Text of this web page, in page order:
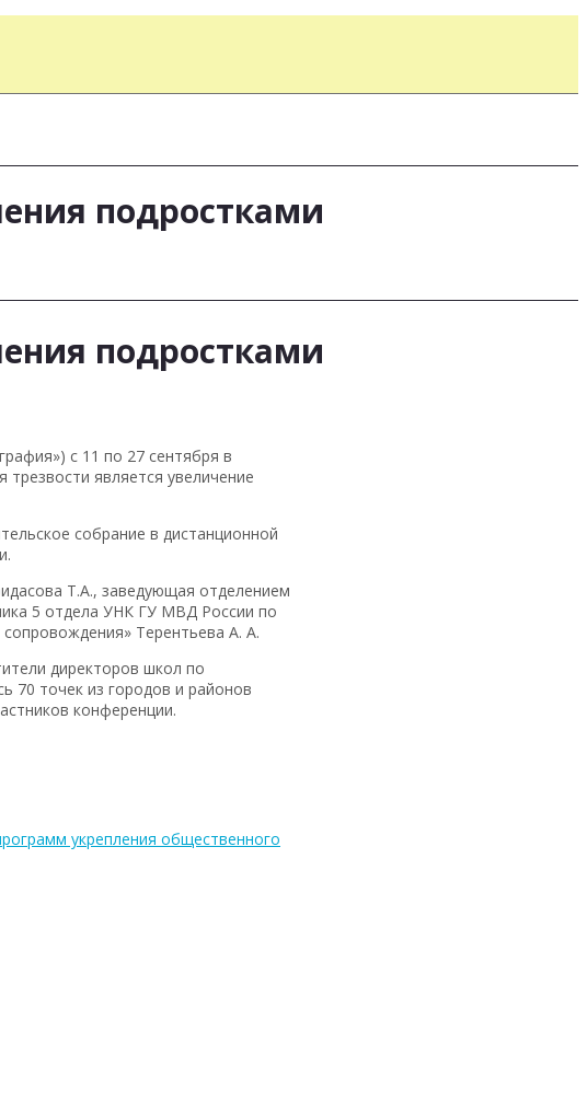
подростками
подростками
с 11 по 27 сентября в
является увеличение
собрание в дистанционной
Т.А., заведующая отделением
5 отдела УНК ГУ МВД России по
Терентьева А. А.
директоров школ по
70 точек из городов и районов
конференции.
укрепления общественного